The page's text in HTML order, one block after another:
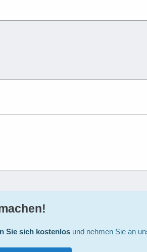
Sie sich kostenlosund nehmen Sie an